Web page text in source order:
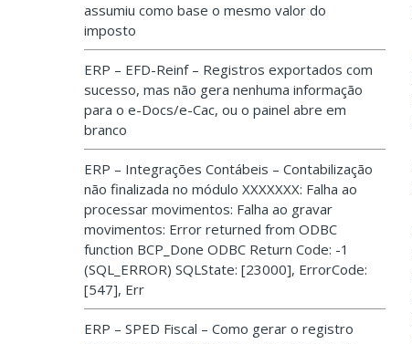
assumiu como base o mesmo valor do
imposto
ERP – EFD-Reinf – Registros exportados com
sucesso, mas não gera nenhuma informação
para o e-Docs/e-Cac, ou o painel abre em
branco
ERP – Integrações Contábeis – Contabilização
não finalizada no módulo XXXXXXX: Falha ao
processar movimentos: Falha ao gravar
movimentos: Error returned from ODBC
function BCP_Done ODBC Return Code: -1
(SQL_ERROR) SQLState: [23000], ErrorCode:
[547], Err
ERP – SPED Fiscal – Como gerar o registro